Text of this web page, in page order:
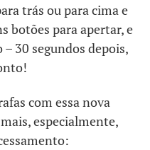
trás ou para cima e
botões para apertar, e
30 segundos depois,
com essa nova
especialmente,